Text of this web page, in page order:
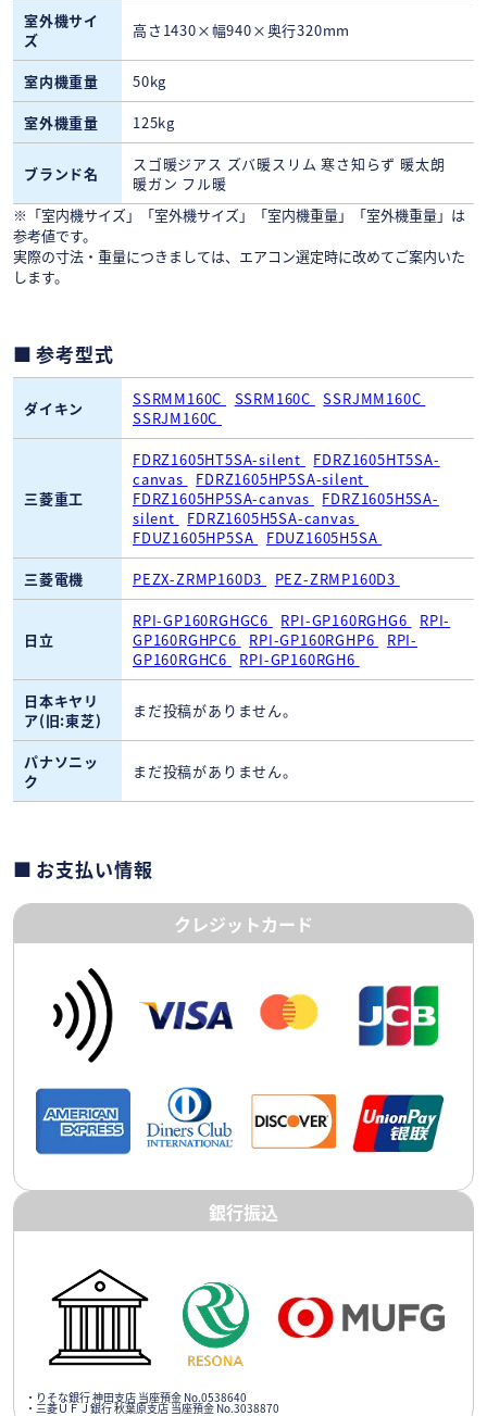
室外機サイ
ズ
高さ1430×幅940×奥行320mm
室内機重量
50kg
室外機重量
125kg
ブランド名
スゴ暖ジアス ズバ暖スリム 寒さ知らず 暖太朗
暖ガン フル暖
※「室内機サイズ」「室外機サイズ」「室内機重量」「室外機重量」は
参考値です。
実際の寸法・重量につきましては、エアコン選定時に改めてご案内いた
します。
参考型式
ダイキン SSRMM160C SSRM160C
SSRJMM160C
SSRJM160C
三菱重工
FDRZ1605HT5SA-silent
FDRZ1605HT5SA-
canvas
FDRZ1605HP5SA-silent
FDRZ1605HP5SA-canvas
FDRZ1605H5SA-
silent
FDRZ1605H5SA-canvas
FDUZ1605HP5SA
FDUZ1605H5SA
三菱電機
PEZX-ZRMP160D3 PEZ-ZRMP160D3
日立
RPI-GP160RGHGC6 RPI-GP160RGHG6
RPI-
GP160RGHPC6
RPI-GP160RGHP6
RPI-
GP160RGHC6
RPI-GP160RGH6
日本キヤリ
ア(旧:東芝)
まだ投稿がありません。
パナソニッ
ク
まだ投稿がありません。
お支払い情報
クレジットカード
銀行振込
・りそな銀行 神田支店 当座預金 No.0538640
・三菱ＵＦＪ銀行 秋葉原支店 当座預金 No.3038870